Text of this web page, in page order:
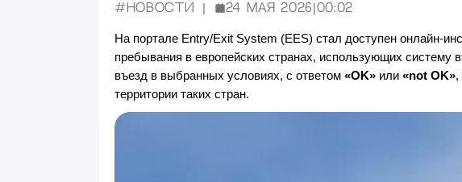
#Новости Опубликовано:
24 мая 2026 00:02
На портале Entry/Exit System (EES) стал доступен онлайн-
пребывания в европейских странах, использующих систему
въезд в выбранных условиях, с ответом«OK»или «not OK»,
территории таких стран.